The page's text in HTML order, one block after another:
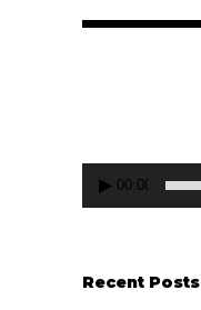
Video
00:00
Recent Posts